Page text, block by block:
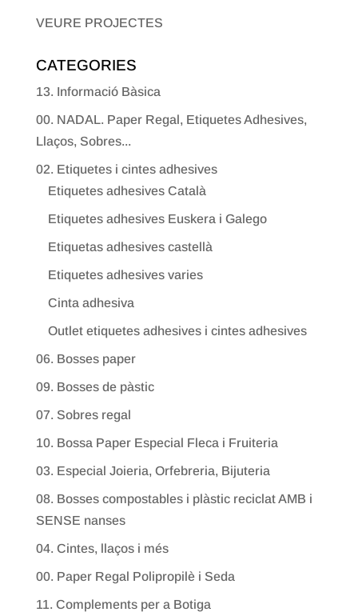
VEURE PROJECTES
CATEGORIES
13. Informació Bàsica
00. NADAL. Paper Regal, Etiquetes Adhesives,
Llaços, Sobres...
02. Etiquetes i cintes adhesives
Etiquetes adhesives Català
Etiquetes adhesives Euskera i Galego
Etiquetas adhesives castellà
Etiquetes adhesives varies
Cinta adhesiva
Outlet etiquetes adhesives i cintes adhesives
06. Bosses paper
09. Bosses de pàstic
07. Sobres regal
10. Bossa Paper Especial Fleca i Fruiteria
03. Especial Joieria, Orfebreria, Bijuteria
08. Bosses compostables i plàstic reciclat AMB i
SENSE nanses
04. Cintes, llaços i més
00. Paper Regal Polipropilè i Seda
11. Complements per a Botiga